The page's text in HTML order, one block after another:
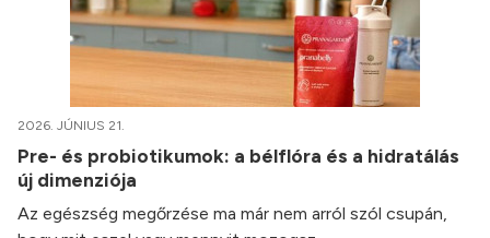
2026. JÚNIUS 21.
Pre- és probiotikumok: a bélflóra és a hidratálás
új dimenziója
Az egészség megőrzése ma már nem arról szól csupán,